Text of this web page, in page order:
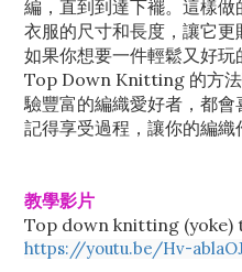
編，直到到達下襬。這樣
衣服的尺寸和長度，讓它更
如果你想要一件輕鬆又好
Top Down Knitting 的方法
驗豐富的編織愛好者，都會
記得享受過程，讓你的編織
教學影片
Top down knitting
https://youtu.be/Hv-